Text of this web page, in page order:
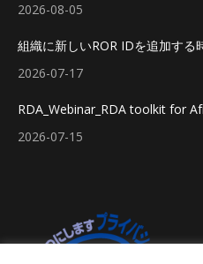
2026-08-05
組織に新しいROR IDを追加する
2026-07-17
RDA_Webinar_RDA toolkit for
2026-07-15